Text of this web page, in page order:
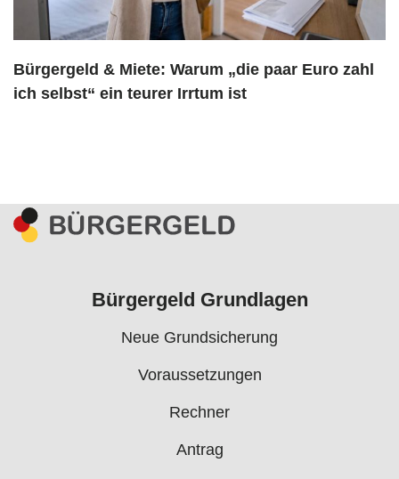
Bürgergeld & Miete: Warum „die paar Euro zahl
ich selbst“ ein teurer Irrtum ist
Bürgergeld Grundlagen
Neue Grundsicherung
Voraussetzungen
Rechner
Antrag